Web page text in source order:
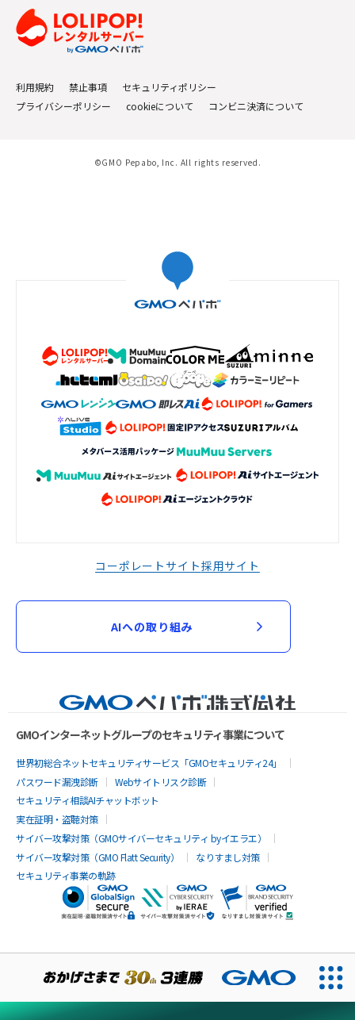
利用規約 禁止事項
セキュリティポリシー
プライバシーポリシー
cookieについて コンビニ決済について
©GMO Pepabo, Inc. All rights reserved.
コーポレートサイト採用サイト
AIへの取り組み
GMOインターネットグループのセキュリティ事業について
世界初総合ネットセキュリティサービス「GMOセキュリティ24」
パスワード漏洩診断
Webサイトリスク診断
セキュリティ相談AIチャットボット
実在証明・盗聴対策
サイバー攻撃対策（GMOサイバーセキュリティ byイエラエ）
サイバー攻撃対策（GMO Flatt Security）
なりすまし対策
セキュリティ事業の軌跡